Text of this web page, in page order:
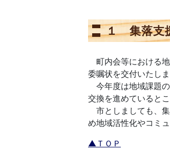
１ 集落支
町内会等における
委嘱状を交付いたしま
今年度は地域課題
交換を進めていると
市としましても、
め地域活性化やコミ
▲ＴＯＰ